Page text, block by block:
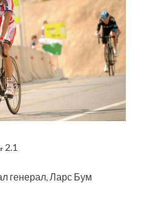
2.1
генерал, Ларс Бум